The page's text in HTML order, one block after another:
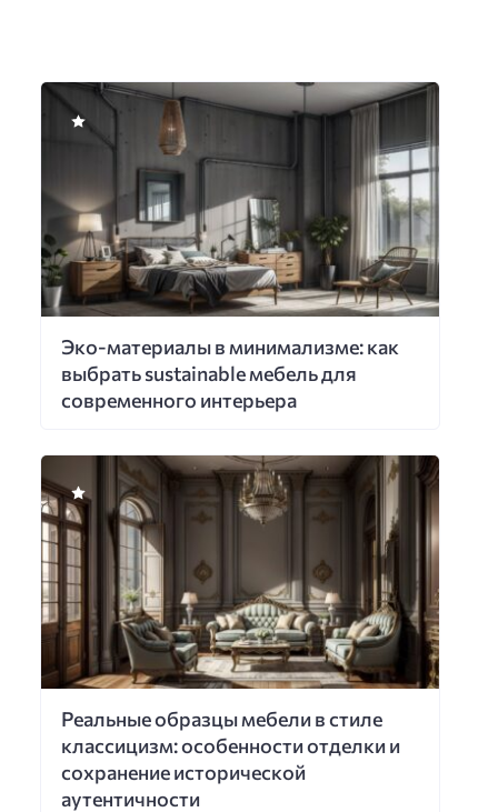
Эко-материалы в минимализме: как
выбрать sustainable мебель для
современного интерьера
Реальные образцы мебели в стиле
классицизм: особенности отделки и
сохранение исторической
аутентичности